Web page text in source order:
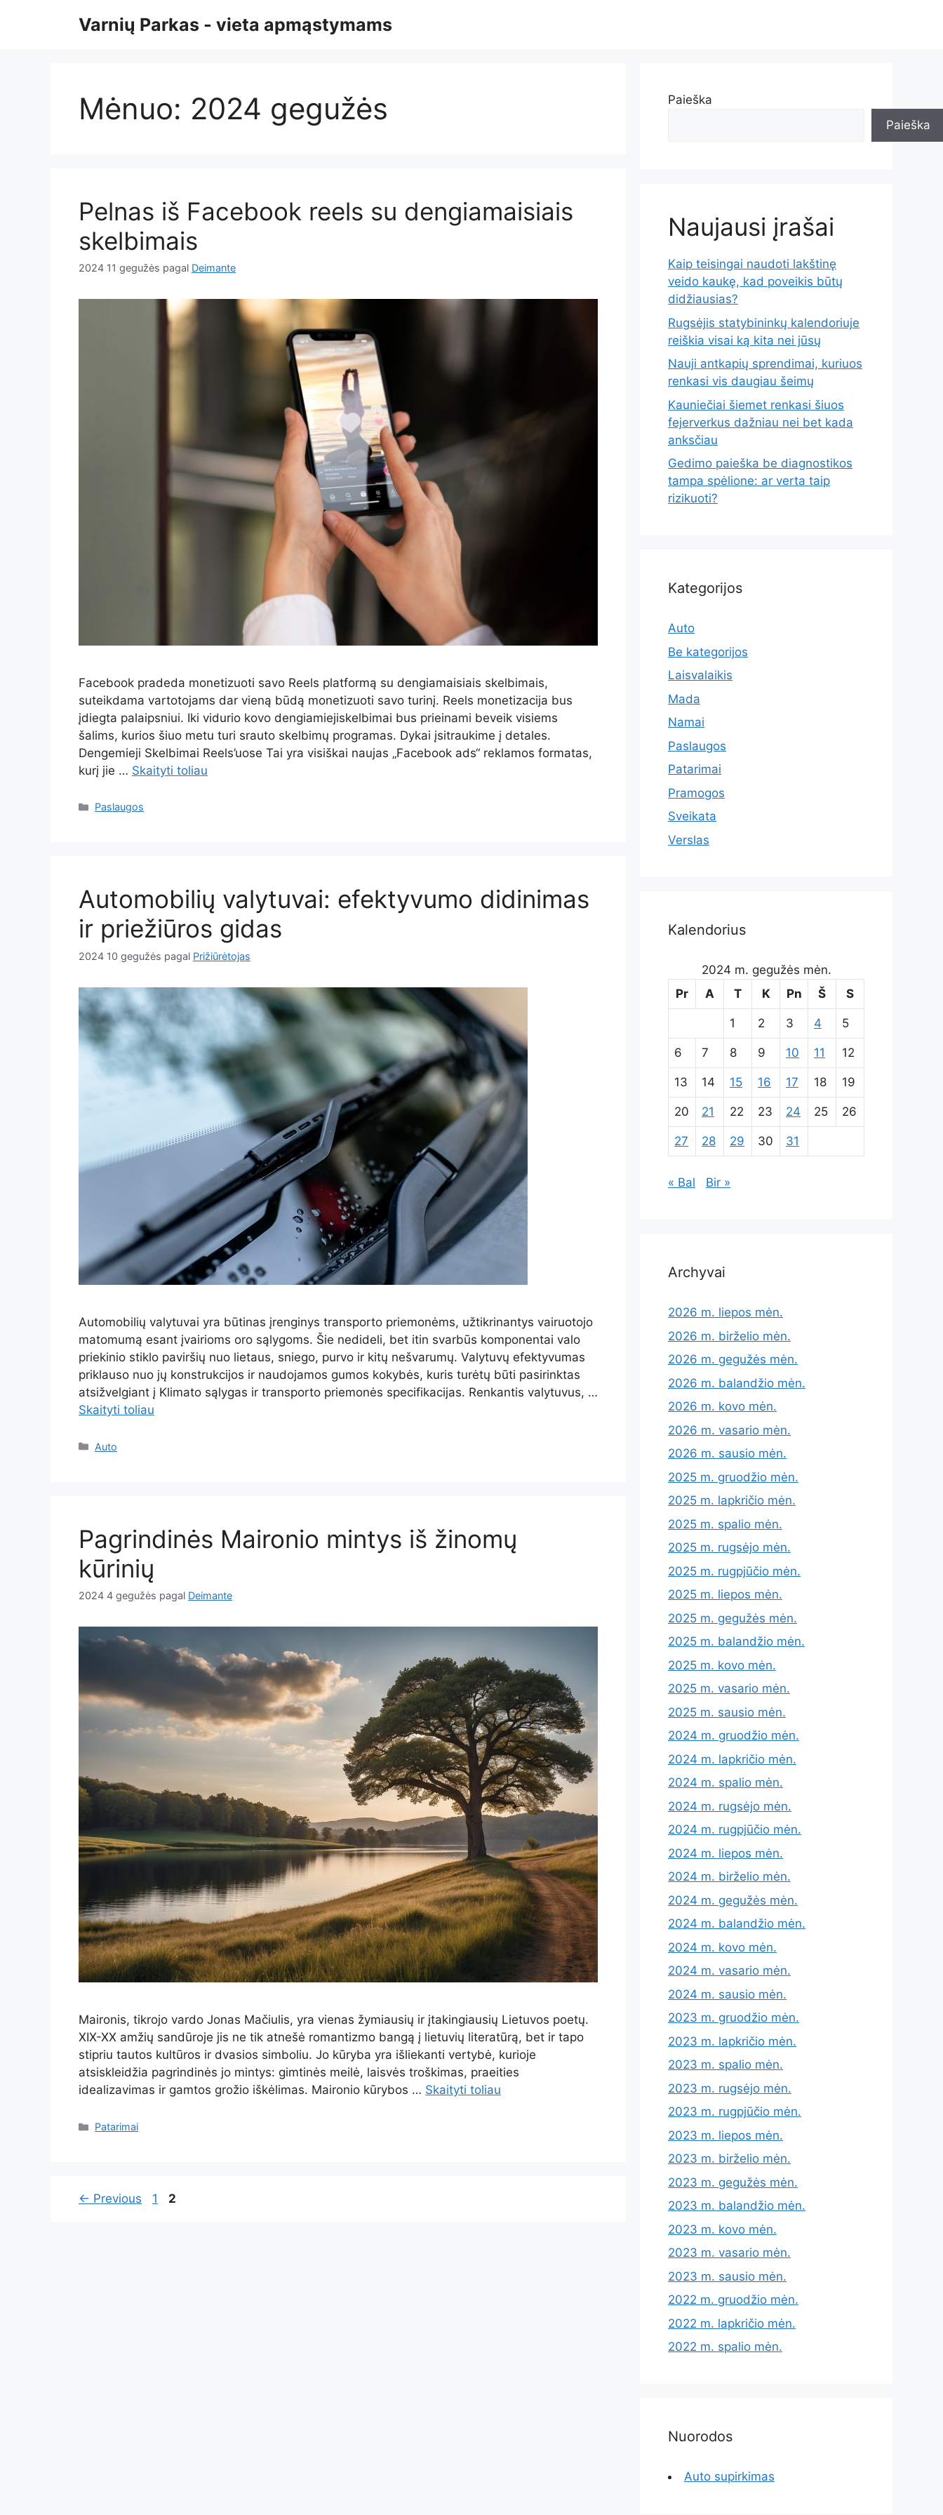
Varnių Parkas - vieta apmąstymams
Mėnuo: 2024 gegužės
Pelnas iš Facebook reels su dengiamaisiais
skelbimais
2024 11 gegužės pagal Deimante
Facebook pradeda monetizuoti savo Reels platformą su dengiamaisiais skelbimais,
suteikdama vartotojams dar vieną būdą monetizuoti savo turinį. Reels monetizacija bus
įdiegta palaipsniui. Iki vidurio kovo dengiamiejiskelbimai bus prieinami beveik visiems
šalims, kurios šiuo metu turi srauto skelbimų programas. Dykai įsitraukime į detales.
Dengemieji Skelbimai Reels’uose Tai yra visiškai naujas „Facebook ads“ reklamos formatas,
kurį jie … Skaityti toliau
Kategorijos
Paslaugos
Automobilių valytuvai: efektyvumo didinimas
ir priežiūros gidas
2024 10 gegužės pagal Prižiūrėtojas
Automobilių valytuvai yra būtinas įrenginys transporto priemonėms, užtikrinantys vairuotojo
matomumą esant įvairioms oro sąlygoms. Šie nedideli, bet itin svarbūs komponentai valo
priekinio stiklo paviršių nuo lietaus, sniego, purvo ir kitų nešvarumų. Valytuvų efektyvumas
priklauso nuo jų konstrukcijos ir naudojamos gumos kokybės, kuris turėtų būti pasirinktas
atsižvelgiant į Klimato sąlygas ir transporto priemonės specifikacijas. Renkantis valytuvus, …
Skaityti toliau
Kategorijos
Auto
Pagrindinės Maironio mintys iš žinomų
kūrinių
2024 4 gegužės pagal Deimante
Maironis, tikrojo vardo Jonas Mačiulis, yra vienas žymiausių ir įtakingiausių Lietuvos poetų.
XIX-XX amžių sandūroje jis ne tik atnešė romantizmo bangą į lietuvių literatūrą, bet ir tapo
stipriu tautos kultūros ir dvasios simboliu. Jo kūryba yra išliekanti vertybė, kurioje
atsiskleidžia pagrindinės jo mintys: gimtinės meilė, laisvės troškimas, praeities
idealizavimas ir gamtos grožio iškėlimas. Maironio kūrybos … Skaityti toliau
Kategorijos
Patarimai
← Previous Page
1 Page
2
Paieška
Paieška
Naujausi įrašai
Kaip teisingai naudoti lakštinę
veido kaukę, kad poveikis būtų
didžiausias?
Rugsėjis statybininkų kalendoriuje
reiškia visai ką kita nei jūsų
Nauji antkapių sprendimai, kuriuos
renkasi vis daugiau šeimų
Kauniečiai šiemet renkasi šiuos
fejerverkus dažniau nei bet kada
anksčiau
Gedimo paieška be diagnostikos
tampa spėlione: ar verta taip
rizikuoti?
Kategorijos
Auto
Be kategorijos
Laisvalaikis
Mada
Namai
Paslaugos
Patarimai
Pramogos
Sveikata
Verslas
Kalendorius
2024 m. gegužės mėn.
Pr
A T K Pn Š S
1 2 3 4 5
6 7 8 9 10 11 12
13 14 15 16 17 18 19
20 21 22 23 24 25 26
27 28 29 30 31
« Bal Bir »
Archyvai
2026 m. liepos mėn.
2026 m. birželio mėn.
2026 m. gegužės mėn.
2026 m. balandžio mėn.
2026 m. kovo mėn.
2026 m. vasario mėn.
2026 m. sausio mėn.
2025 m. gruodžio mėn.
2025 m. lapkričio mėn.
2025 m. spalio mėn.
2025 m. rugsėjo mėn.
2025 m. rugpjūčio mėn.
2025 m. liepos mėn.
2025 m. gegužės mėn.
2025 m. balandžio mėn.
2025 m. kovo mėn.
2025 m. vasario mėn.
2025 m. sausio mėn.
2024 m. gruodžio mėn.
2024 m. lapkričio mėn.
2024 m. spalio mėn.
2024 m. rugsėjo mėn.
2024 m. rugpjūčio mėn.
2024 m. liepos mėn.
2024 m. birželio mėn.
2024 m. gegužės mėn.
2024 m. balandžio mėn.
2024 m. kovo mėn.
2024 m. vasario mėn.
2024 m. sausio mėn.
2023 m. gruodžio mėn.
2023 m. lapkričio mėn.
2023 m. spalio mėn.
2023 m. rugsėjo mėn.
2023 m. rugpjūčio mėn.
2023 m. liepos mėn.
2023 m. birželio mėn.
2023 m. gegužės mėn.
2023 m. balandžio mėn.
2023 m. kovo mėn.
2023 m. vasario mėn.
2023 m. sausio mėn.
2022 m. gruodžio mėn.
2022 m. lapkričio mėn.
2022 m. spalio mėn.
Nuorodos
Auto supirkimas